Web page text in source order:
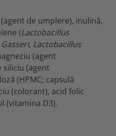
de umplere), inulină,
(Lactobacillus
Lactobacillus
(agent
siliciu (agent
(HPMC; capsulă
(colorant), acid folic
(vitamina D3).